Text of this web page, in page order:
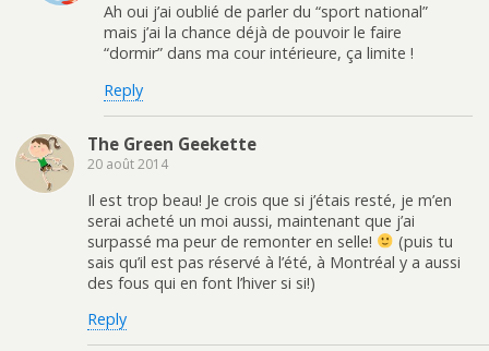
Ah oui j’ai oublié de parler du “sport national”
mais j’ai la chance déjà de pouvoir le faire
“dormir” dans ma cour intérieure, ça limite !
Reply
The Green Geekette
20 août 2014
Il est trop beau! Je crois que si j’étais resté, je m’en
serai acheté un moi aussi, maintenant que j’ai
surpassé ma peur de remonter en selle!
(puis tu
sais qu’il est pas réservé à l’été, à Montréal y a aussi
des fous qui en font l’hiver si si!)
Reply